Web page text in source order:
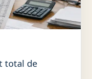
total de